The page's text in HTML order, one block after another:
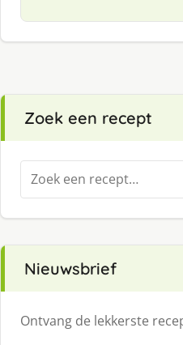
Zoek een recept
Zoeken
naar:
Nieuwsbrief
Ontvang de lekkerste